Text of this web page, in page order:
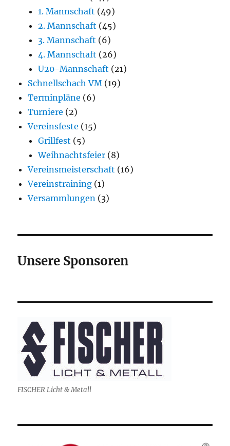
1. Mannschaft (49)
2. Mannschaft (45)
3. Mannschaft (6)
4. Mannschaft (26)
U20-Mannschaft (21)
Schnellschach VM (19)
Terminpläne (6)
Turniere (2)
Vereinsfeste (15)
Grillfest (5)
Weihnachtsfeier (8)
Vereinsmeisterschaft (16)
Vereinstraining (1)
Versammlungen (3)
Unsere Sponsoren
FISCHER Licht & Metall